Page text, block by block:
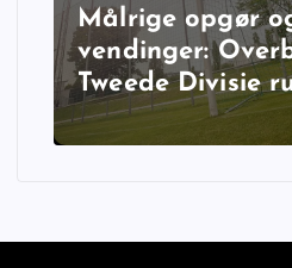
Målrige opgør
vendinger:
Tweede Divisie